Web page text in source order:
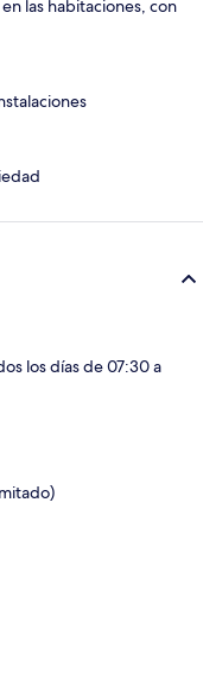
las habitaciones, con
los días de 07:30 a